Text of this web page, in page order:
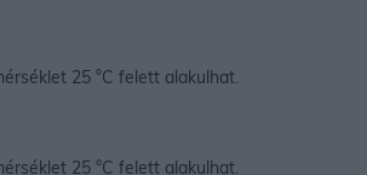
25 °C felett alakulhat.
25 °C felett alakulhat.